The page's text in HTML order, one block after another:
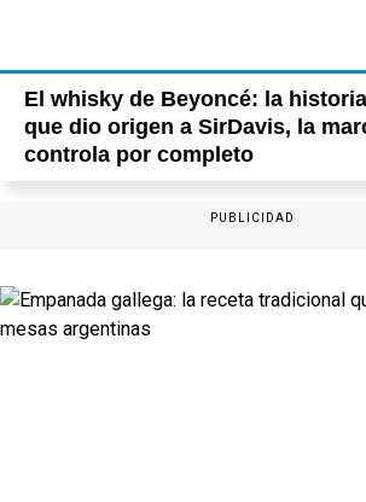
El whisky de Beyoncé: la
que dio origen a SirDavis, la
controla por completo
PUBLICIDAD